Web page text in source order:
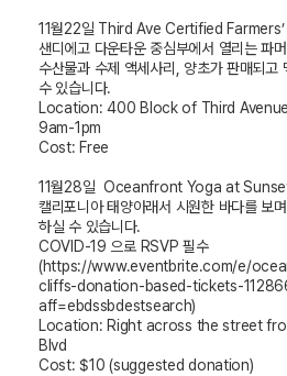
11월22일 Third Ave Certified
샌디에고 다운타운 중심부에서 열리는 파
수산물과 수제 액세사리 , 양초가 판매되고
수 있습니다.
Location: 400 Block of Third
9am-1pm
Cost: Free
11월28일 Oceanfront Yoga at
캘리포니아 태양아래서 시원한 바다를 보
하실 수 있습니다.
COVID-19으로 RSVP필수
(https://www.eventbrite.com/e/
cliffs-donation-based-tickets-
aff=ebdssbdestsearch)
Location: Right across the street
Blvd
Cost: $10 (suggested donation)